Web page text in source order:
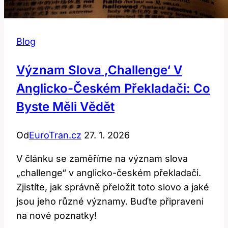
Blog
Význam Slova ‚challenge‘ V
Anglicko-Českém Překladači: Co
Byste Měli Vědět
OdEuroTran.cz 27. 1. 2026
V článku se zaměříme na význam slova
„challenge“ v anglicko-českém překladači.
Zjistíte, jak správně přeložit toto slovo a jaké
jsou jeho různé významy. Buďte připraveni
na nové poznatky!